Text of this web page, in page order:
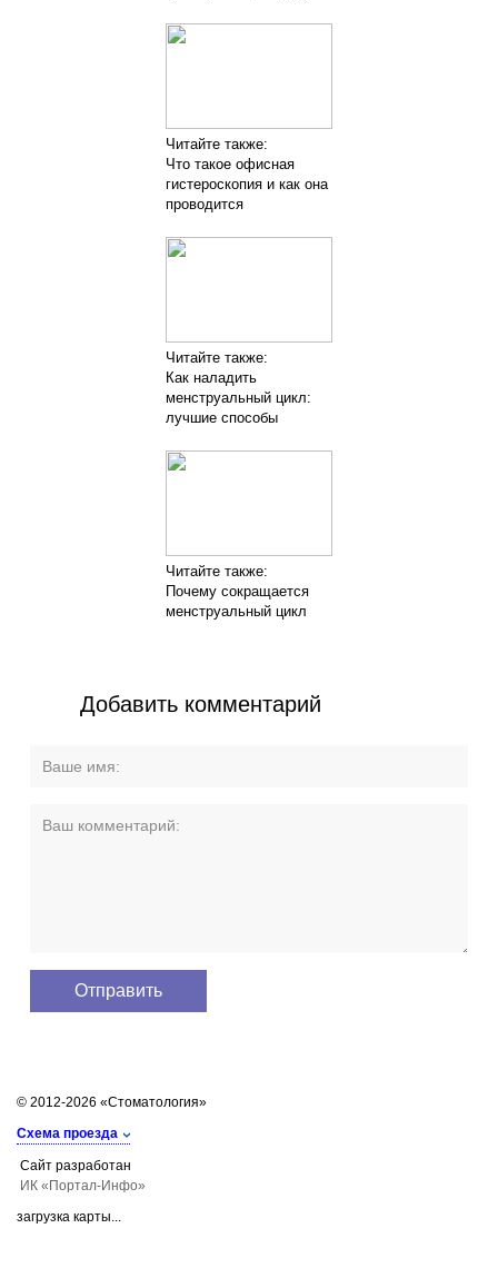
Читайте также:
Что такое офисная
гистероскопия и как она
проводится
Читайте также:
Как наладить
менструальный цикл:
лучшие способы
Читайте также:
Почему сокращается
менструальный цикл
Добавить комментарий
© 2012-2026 «Стоматология»
Схема проезда
Сайт разработан
ИК «Портал-Инфо»
загрузка карты...